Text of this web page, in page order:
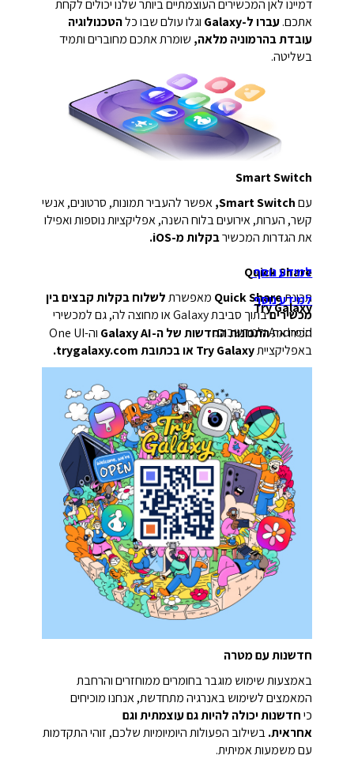
דמיינו לאן המכשירים העוצמתיים ביותר שלנו יכולים לקחת
אתכם.עברו ל-Galaxy וגלו עולם שבו כלהטכנולוגיה
עובדת בהרמוניה מלאה, שומרת אתכם מחוברים ותמיד
בשליטה.
Smart Switch
עם Smart Switch, אפשר להעביר תמונות, סרטונים, אנשי
קשר, הערות, אירועים בלוח השנה, אפליקציות נוספות ואפילו
את הגדרות המכשירבקלות מ-iOS.
Quick Share
תכונתQuick Share מאפשרת לשלוח בקלות קבצים בין
מכשירים
בתוך סביבת Galaxy או מחוצה לה, גם למכשירי
Android ולמחשבים.
למידע נוסף
למידע נוסף
Try Galaxy
הכירו אתהתכונות החדשות של ה-Galaxy AI
וה-One UI
באפליקצייתTry Galaxy או בכתובת trygalaxy.com.
חדשנות עם מטרה
באמצעות שימוש מוגבר בחומרים ממוחזרים והרחבת
המאמצים לשימוש באנרגיה מתחדשת, אנחנו מוכיחים
כי חדשנות יכולה להיות גם עוצמתית וגם
אחראית.בשילוב הפעולות היומיומיות שלכם, זוהי התקדמות
עם משמעות אמיתית.